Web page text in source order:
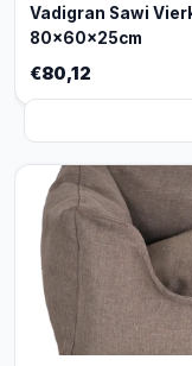
Vadigran Sawi
80x60x25cm
€80,12